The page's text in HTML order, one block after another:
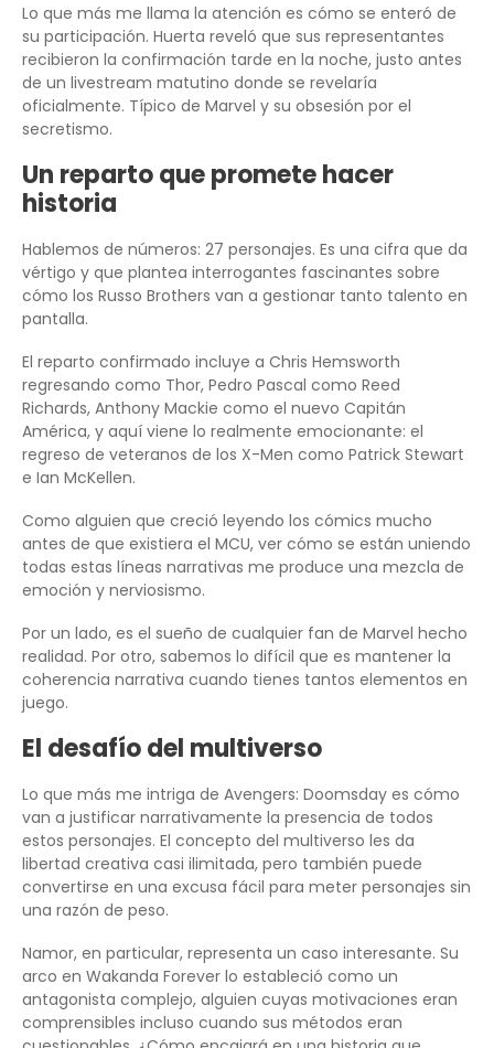
Lo que más me llama la atención es cómo se enteró de
su participación. Huerta reveló que sus representantes
recibieron la confirmación tarde en la noche, justo antes
de un livestream matutino donde se revelaría
oficialmente. Típico de Marvel y su obsesión por el
secretismo.
Un reparto que promete hacer
historia
Hablemos de números: 27 personajes. Es una cifra que da
vértigo y que plantea interrogantes fascinantes sobre
cómo los Russo Brothers van a gestionar tanto talento en
pantalla.
El reparto confirmado incluye a Chris Hemsworth
regresando como Thor, Pedro Pascal como Reed
Richards, Anthony Mackie como el nuevo Capitán
América, y aquí viene lo realmente emocionante: el
regreso de veteranos de los X-Men como Patrick Stewart
e Ian McKellen.
Como alguien que creció leyendo los cómics mucho
antes de que existiera el MCU, ver cómo se están uniendo
todas estas líneas narrativas me produce una mezcla de
emoción y nerviosismo.
Por un lado, es el sueño de cualquier fan de Marvel hecho
realidad. Por otro, sabemos lo difícil que es mantener la
coherencia narrativa cuando tienes tantos elementos en
juego.
El desafío del multiverso
Lo que más me intriga de Avengers: Doomsday es cómo
van a justificar narrativamente la presencia de todos
estos personajes. El concepto del multiverso les da
libertad creativa casi ilimitada, pero también puede
convertirse en una excusa fácil para meter personajes sin
una razón de peso.
Namor, en particular, representa un caso interesante. Su
arco en Wakanda Forever lo estableció como un
antagonista complejo, alguien cuyas motivaciones eran
comprensibles incluso cuando sus métodos eran